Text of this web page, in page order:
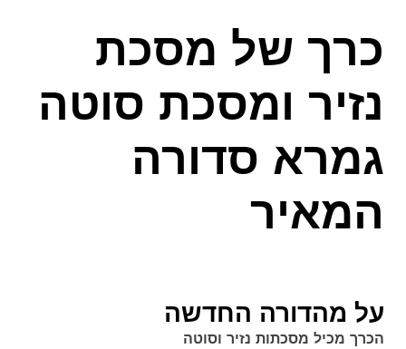
עד
כרך של מסכת
נזיר ומסכת סוטה
גמרא סדורה
המאיר
על מהדורה החדשה
הכרך מכיל מסכתות נזיר וסוטה